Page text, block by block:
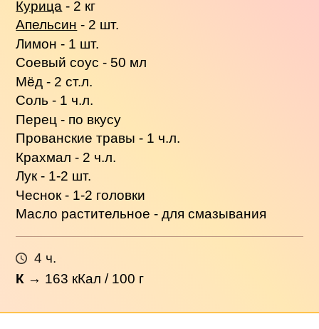
Курица - 2 кг
Апельсин - 2 шт.
Лимон - 1 шт.
Соевый соус - 50 мл
Мёд - 2 ст.л.
Соль - 1 ч.л.
Перец - по вкусу
Прованские травы - 1 ч.л.
Крахмал - 2 ч.л.
Лук - 1-2 шт.
Чеснок - 1-2 головки
Масло растительное - для смазывания
4 ч.
К → 163 кКал / 100 г